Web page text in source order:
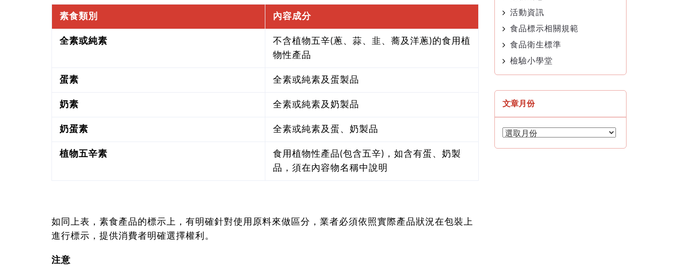
素食類別 內容成分
全素或純素
不含植物五辛(蔥、蒜、韭、蕎及洋蔥)的食用植
物性產品
蛋素 全素或純素及蛋製品
奶素 全素或純素及奶製品
奶蛋素 全素或純素及蛋、奶製品
植物五辛素
食用植物性產品(包含五辛)，如含有蛋、奶製
品，須在內容物名稱中說明
如同上表，素食產品的標示上，有明確針對使用原料來做區分，業者必須依照實際產品狀況在包裝上
進行標示，提供消費者明確選擇權利。
注意
活動資訊
食品標示相關規範
食品衛生標準
檢驗小學堂
文章月份
文